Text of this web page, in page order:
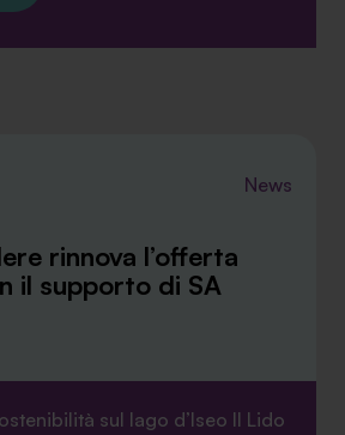
News
rinnova l’offerta
il supporto di SA
sul lago d’Iseo Il Lido